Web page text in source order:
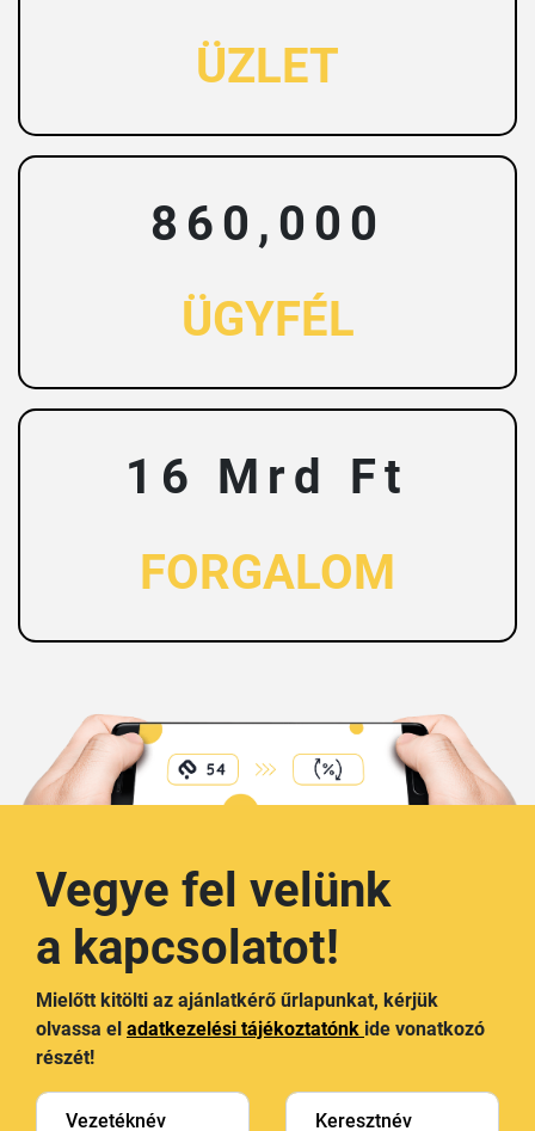
ÜZLET
860,000
ÜGYFÉL
16 Mrd Ft
FORGALOM
Vegye fel velünk
a kapcsolatot!
Mielőtt kitölti az ajánlatkérő űrlapunkat, kérjük
olvassa el adatkezelési tájékoztatónk ide vonatkozó
részét!